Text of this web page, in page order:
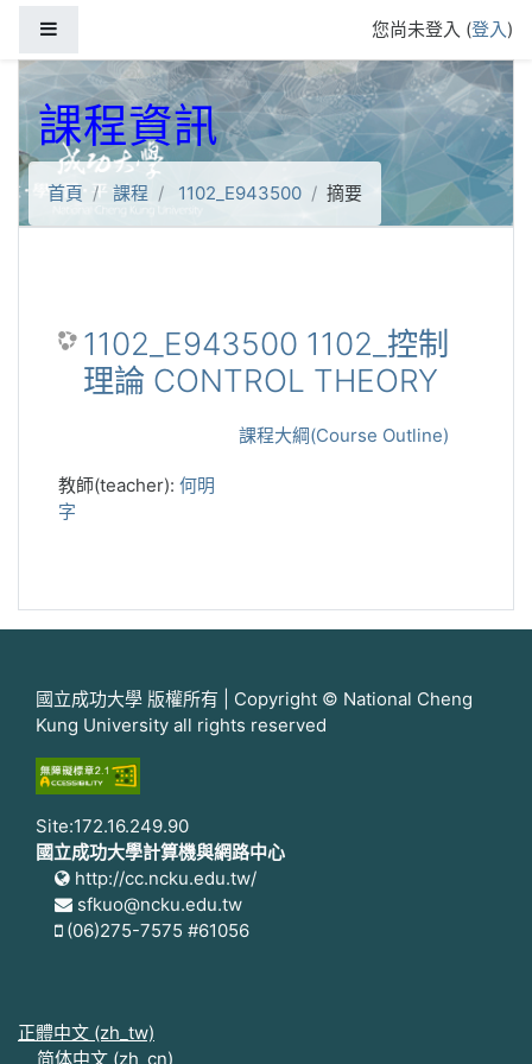
您尚未登入 (登入)
課程資訊
首頁 課程 1102_E943500 摘要
1102_E943500 1102_控制
理論 CONTROL THEORY
課程大綱(Course Outline)
教師(teacher): 何明
字
國立成功大學 版權所有 | Copyright © National Cheng
Kung University all rights reserved
Site:172.16.249.90
國立成功大學計算機與網路中心
http://cc.ncku.edu.tw/
sfkuo@ncku.edu.tw
(06)275-7575 #61056
正體中文 ‎(zh_tw)‎
简体中文 ‎(zh_cn)‎